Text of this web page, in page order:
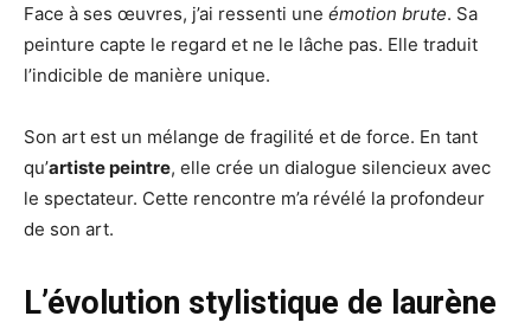
Face à ses œuvres, j’ai ressenti une émotion brute. Sa
peinture capte le regard et ne le lâche pas. Elle traduit
l’indicible de manière unique.
Son art est un mélange de fragilité et de force. En tant
qu’artiste peintre, elle crée un dialogue silencieux avec
le spectateur. Cette rencontre m’a révélé la profondeur
de son art.
L’évolution stylistique de laurène